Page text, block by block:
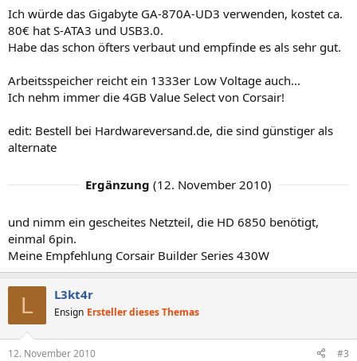
Ich würde das Gigabyte GA-870A-UD3 verwenden, kostet ca.
80€ hat S-ATA3 und USB3.0.
Habe das schon öfters verbaut und empfinde es als sehr gut.
Arbeitsspeicher reicht ein 1333er Low Voltage auch...
Ich nehm immer die 4GB Value Select von Corsair!
edit: Bestell bei Hardwareversand.de, die sind günstiger als
alternate
Ergänzung (12. November 2010)
und nimm ein gescheites Netzteil, die HD 6850 benötigt,
einmal 6pin.
Meine Empfehlung Corsair Builder Series 430W
L L3kt4r
Ensign Ersteller dieses Themas
12. November 2010 #3